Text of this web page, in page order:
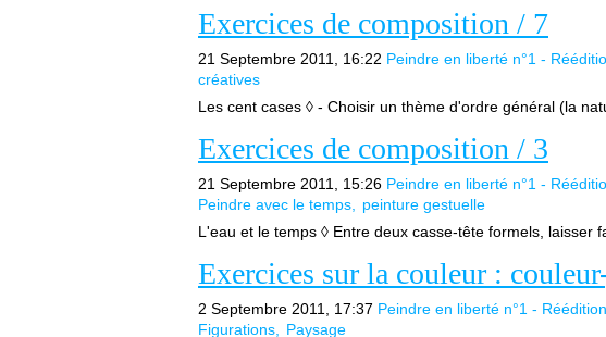
Exercices de composition / 7
21 Septembre 2011, 16:22 Peindre en liberté n°1 -
créatives
Les cent cases ◊ - Choisir un thème d'ordre général (la
Exercices de composition / 3
21 Septembre 2011, 15:26 Peindre en liberté n°1 -
Peindre avec le temps
peinture gestuelle
L'eau et le temps ◊ Entre deux casse-tête formels, laisser
Exercices sur la couleur :
2 Septembre 2011, 17:37 Peindre en liberté n°1 -
Figurations
Paysage